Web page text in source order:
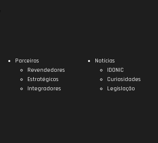
Parceiros
Revendedores
Estratégicos
Integradores
Notícias
IDONIC
Curiosidades
Legislação